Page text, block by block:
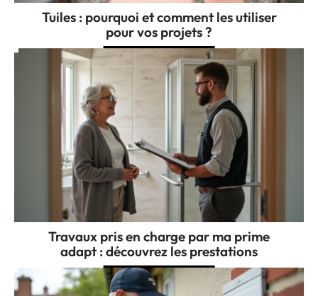
Tuiles : pourquoi et comment les utiliser
pour vos projets ?
Travaux pris en charge par ma prime
adapt : découvrez les prestations